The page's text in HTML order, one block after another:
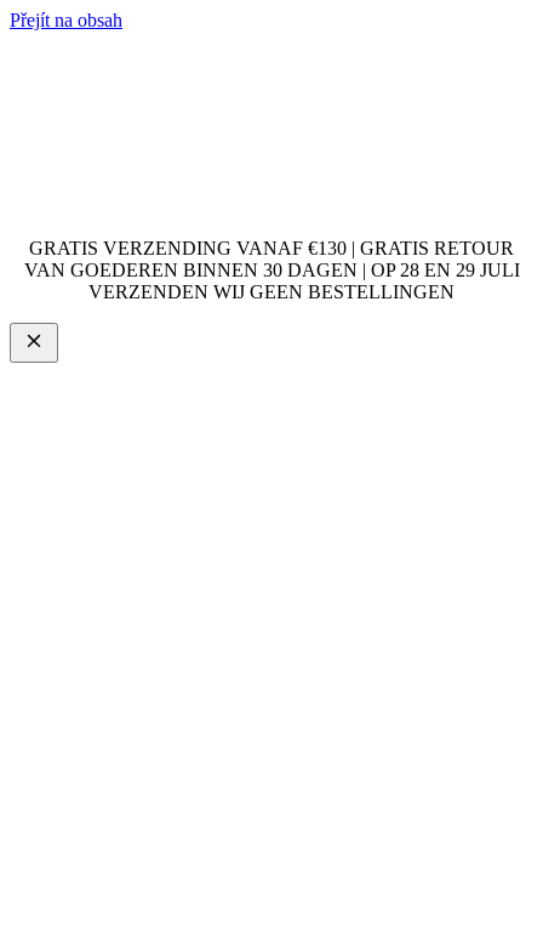
Přejít na obsah
GRATIS VERZENDING VANAF €130 | GRATIS RETOUR
VAN GOEDEREN BINNEN 30 DAGEN | OP 28 EN 29 JULI
VERZENDEN WIJ GEEN BESTELLINGEN